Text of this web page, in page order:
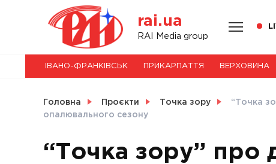
rai.ua
RAI Media group
НОВИНИ
СВІТ
ІВАНО-ФРАНКІВСЬК ПРИКАРПАТТЯ ВЕРХОВИНА
Головна Проєкти Точка зору
“Точка
опалювального сезону
“Точка зору” про